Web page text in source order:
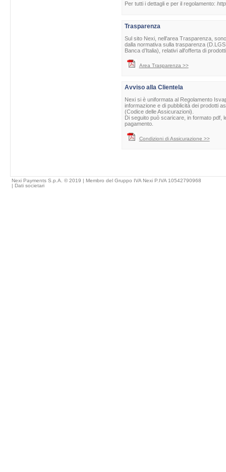
Per tutti i dettagli e per il regolamento:
Trasparenza
Sul sito Nexi, nell'area Trasparenza,
dalla normativa sulla trasparenza
Banca d’Italia), relativi all'offerta di
Area Trasparenza >>
Avviso alla Clientela
Nexi si è uniformata al Regolamento
informazione e di pubblicità dei prodotti
(Codice delle Assicurazioni).
Di seguito può scaricare, in formato pdf,
pagamento.
Condizioni di Assicurazione >>
Nexi Payments S.p.A. © 2019 | Membro del Gruppo IVA Nexi P.IVA 10542790968
| Dati societari